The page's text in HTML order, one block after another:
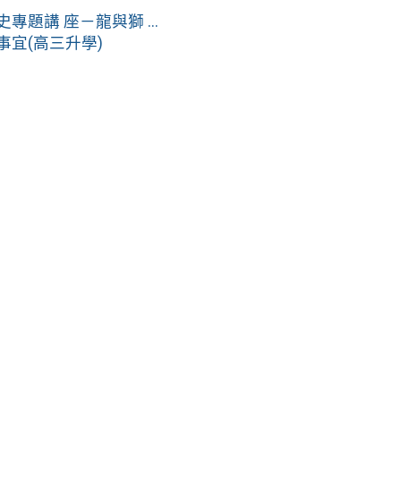
專題講 座－龍與獅 ...
宜(高三升學)